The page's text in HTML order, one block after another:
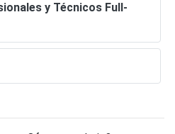
y Técnicos Full-